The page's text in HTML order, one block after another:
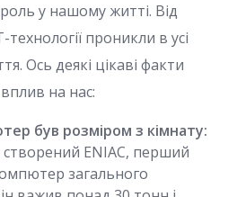
у нашому житті. Від
проникли в усі
Ось деякі цікаві факти
на нас:
був розміром з кімнату:
створений ENIAC, перший
загального